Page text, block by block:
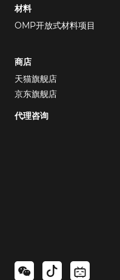
材料
OMP开放式材料项目
商店
天猫旗舰店
京东旗舰店
代理咨询